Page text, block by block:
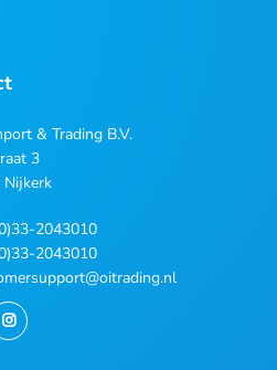
& Trading B.V.
3
Nijkerk
2043010
2043010